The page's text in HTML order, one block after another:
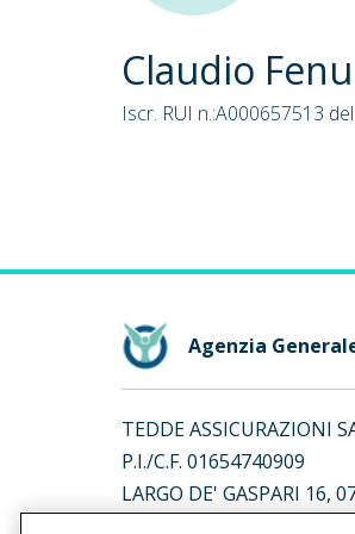
Claudio Fenu
Iscr. RUI n.:A000657513
Agenzia
TEDDE ASSICURAZIONI
P.I./C.F. 01654740909
LARGO DE' GASPARI 16,